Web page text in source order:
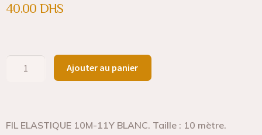
40.00 DHS
Ajouter au panier
FIL ELASTIQUE 10M-11Y BLANC. Taille : 10 mètre.